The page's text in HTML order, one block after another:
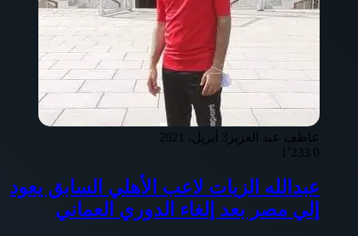
عاطف عبد العزيز 3 أبريل، 2021
0
عبدالله الزيات لاعب الأهلي السابق يعود
إلي مصر بعد إلغاء الدوري العماني